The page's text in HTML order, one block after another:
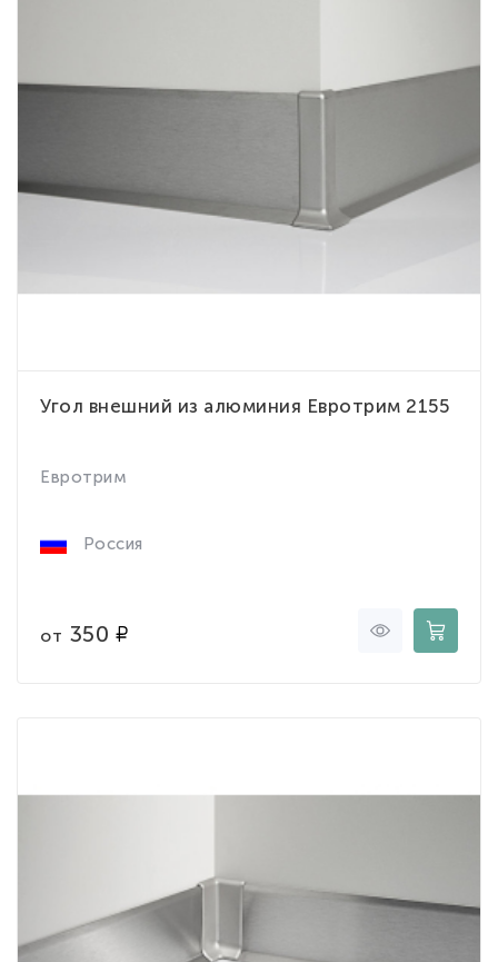
Угол внешний из алюминия Евротрим 2155
Евротрим
Россия
от 350